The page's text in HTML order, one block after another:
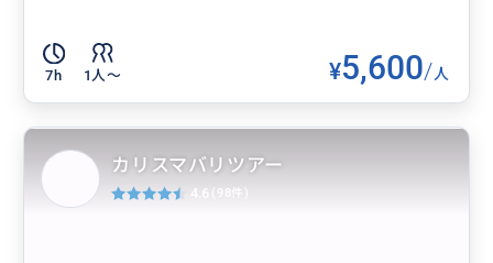
7h 1人〜 ¥5,600/人
カリスマバリツアー
4.6 (98件)